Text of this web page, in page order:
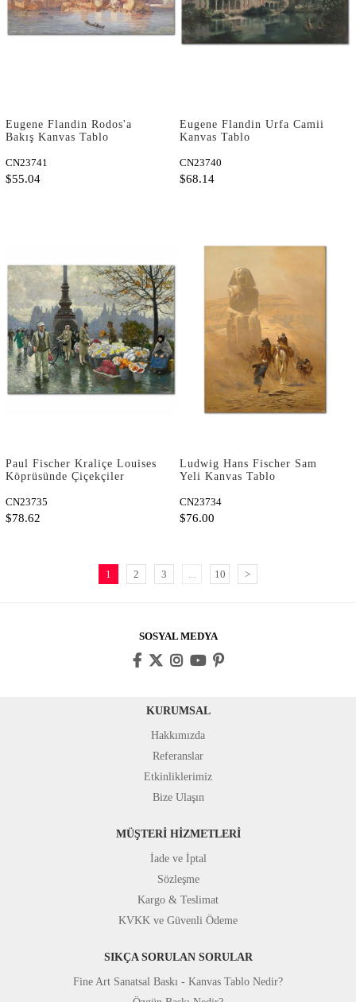
Eugene Flandin Rodos'a
Bakış Kanvas Tablo
CN23741
$55.04
Eugene Flandin Urfa Camii
Kanvas Tablo
CN23740
$68.14
Paul Fischer Kraliçe Louises
Köprüsünde Çiçekçiler
CN23735
$78.62
Ludwig Hans Fischer Sam
Yeli Kanvas Tablo
CN23734
$76.00
1 2 3 10 >
SOSYAL MEDYA
KURUMSAL
Hakkımızda
Referanslar
Etkinliklerimiz
Bize Ulaşın
MÜŞTERİ HİZMETLERİ
İade ve İptal
Sözleşme
Kargo & Teslimat
KVKK ve Güvenli Ödeme
SIKÇA SORULAN SORULAR
Fine Art Sanatsal Baskı - Kanvas Tablo Nedir?